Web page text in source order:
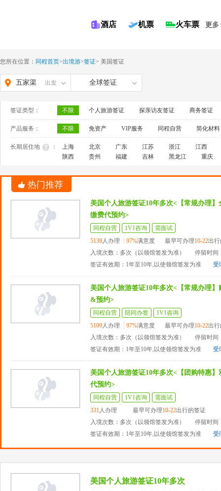
酒店 机票 火车票 更多
您所在位置： 同程首页>出境游>签证> 美国签证
五家渠 出发 全球签证
签证类型： 不限 个人旅游签证 探亲访友签证 商务签证
产品服务： 不限 免资产 VIP服务 同程自营 简化材料
长期居住地 ： 上海 北京 广东 江苏 浙江
江西
陕西
贵州 福建 吉林 黑龙江 重庆
热门推荐
美国个人旅游签证10年多次<【常规办理
缴费代预约>
同程自营 1V1咨询
需面试
5139人办理 97%满意度 最早可办理10-22出
入境次数：多次（以领馆签发为准）
停留时间
签证有效期：1年至10年,以使领馆签发为准
受
美国个人旅游签证10年多次<【常规办理
&预约>
同程自营 陪同办签
1V1咨询
5109人办理 97%满意度 最早可办理10-22出
入境次数：多次（以领馆签发为准）
停留时间
签证有效期：1年至10年,以使领馆签发为准
受
美国个人旅游签证10年多次<【团购特惠
代预约>
同程自营 1V1咨询
需面试
331人办理 最早可办理10-22出行的签证
入境次数：多次（以领馆签发为准）
停留时间
签证有效期：1年至10年,以使领馆签发为准
受
美国个人旅游签证10年多次